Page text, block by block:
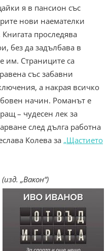
я в пансион със
нови наемателки
Книгата проследява
без да задълбава в
им. Страниците са
със забавни
а накрая всичко
начин. Романът е
– чудесен лек за
след дълга работна
Колева за „Щастието
(изд. „Вакон“)